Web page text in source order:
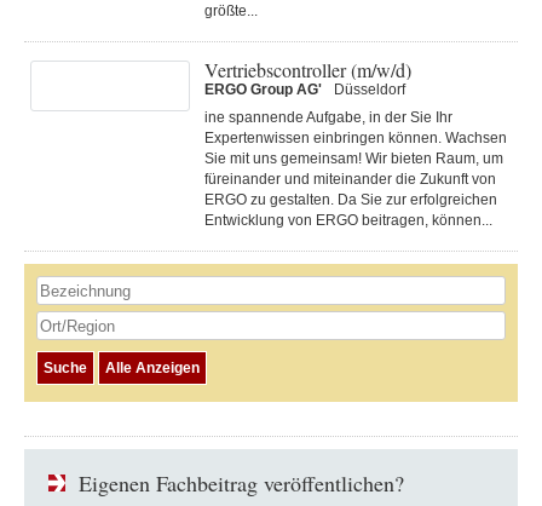
größte...
Vertriebscontroller (m/w/d)
ERGO Group AG'
Düsseldorf
ine spannende Aufgabe, in der Sie Ihr
Expertenwissen einbringen können. Wachsen
Sie mit uns gemeinsam! Wir bieten Raum, um
füreinander und miteinander die Zukunft von
ERGO zu gestalten. Da Sie zur erfolgreichen
Entwicklung von ERGO beitragen, können...
Eigenen Fachbeitrag veröffentlichen?